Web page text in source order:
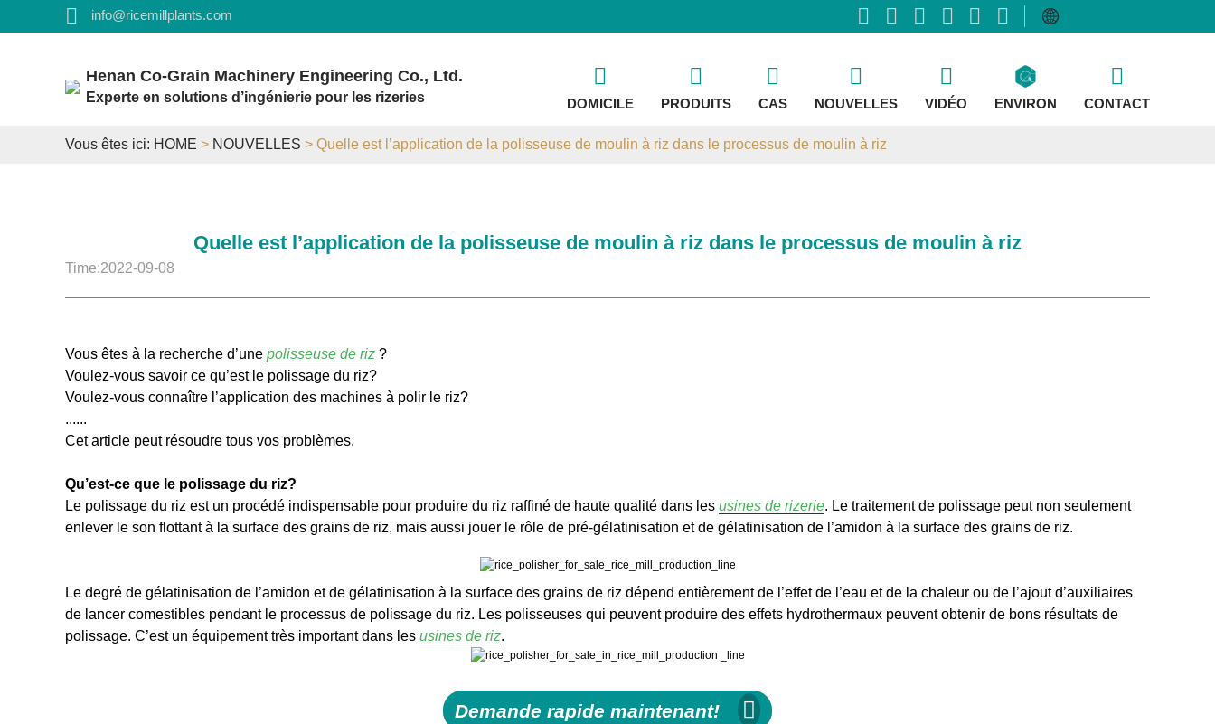
info@ricemillplants.com
Henan Co-Grain Machinery Engineering Co., Ltd.
Experte en solutions d’ingénierie pour les rizeries DOMICILE PRODUITS CAS NOUVELLES VIDÉO ENVIRON CONTACT
Vous êtes ici: HOME > NOUVELLES > Quelle est l’application de la polisseuse de moulin à riz dans le processus de moulin à riz
Quelle est l’application de la polisseuse de moulin à riz dans le processus de moulin à riz
Time:2022-09-08
Vous êtes à la recherche d’une polisseuse de riz ?
Voulez-vous savoir ce qu’est le polissage du riz?
Voulez-vous connaître l’application des machines à polir le riz?
......
Cet article peut résoudre tous vos problèmes.
Qu’est-ce que le polissage du riz?
Le polissage du riz est un procédé indispensable pour produire du riz raffiné de haute qualité dans les usines de rizerie. Le traitement de polissage peut non seulement
enlever le son flottant à la surface des grains de riz, mais aussi jouer le rôle de pré-gélatinisation et de gélatinisation de l’amidon à la surface des grains de riz.
Le degré de gélatinisation de l’amidon et de gélatinisation à la surface des grains de riz dépend entièrement de l’effet de l’eau et de la chaleur ou de l’ajout d’auxiliaires
de lancer comestibles pendant le processus de polissage du riz. Les polisseuses qui peuvent produire des effets hydrothermaux peuvent obtenir de bons résultats de
polissage. C’est un équipement très important dans les usines de riz.
Demande rapide maintenant!